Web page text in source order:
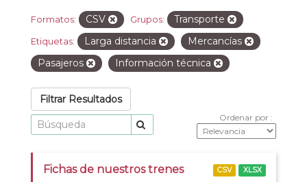
Formatos: CSV Grupos: Transporte
Etiquetas: Larga distancia
Mercancías
Pasajeros
Información técnica
Filtrar Resultados
Ordenar por
Fichas de nuestros trenes CSV XLSX